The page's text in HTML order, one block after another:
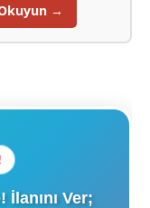
→
Ver;